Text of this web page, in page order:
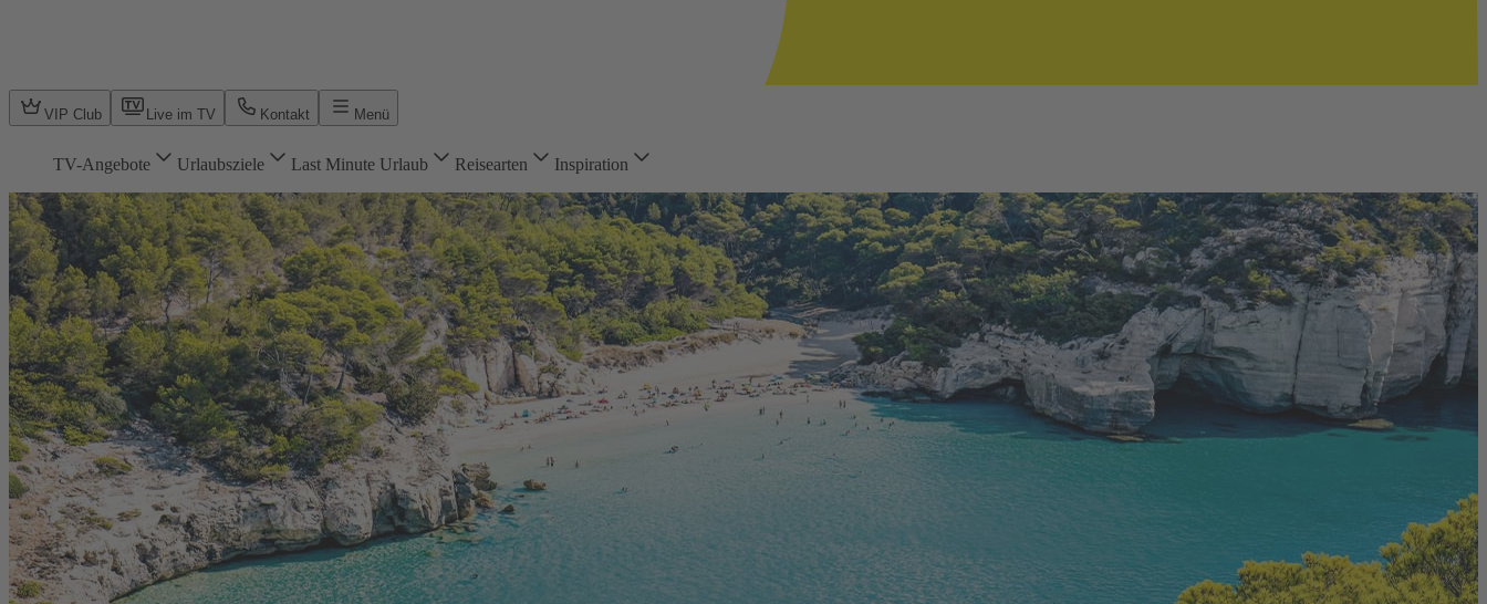
VIP Club Live im TV Kontakt Menü
TV-Angebote Urlaubsziele Last Minute Urlaub Reisearten Inspiration